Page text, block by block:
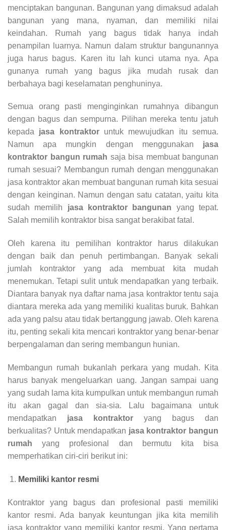
menciptakan bangunan. Bangunan yang dimaksud adalah
bangunan yang mana, nyaman, dan memiliki nilai
keindahan. Rumah yang bagus tidak hanya indah
penampilan luarnya. Namun dalam struktur bangunannya
juga harus bagus. Karen itu lah kunci utama nya. Apa
gunanya rumah yang bagus jika mudah rusak dan
berbahaya bagi keselamatan penghuninya.
Semua orang pasti menginginkan rumahnya dibangun
dengan bagus dan sempurna. Pilihan mereka tentu jatuh
kepada jasa kontraktoruntuk mewujudkan itu semua.
Namun apa mungkin dengan menggunakan jasa
kontraktor bangun rumah saja bisa membuat bangunan
rumah sesuai? Membangun rumah dengan menggunakan
jasa kontraktor akan membuat bangunan rumah kita sesuai
dengan keinginan. Namun dengan satu catatan, yaitu kita
sudah memilih jasa kontraktor bangunan yang tepat.
Salah memilih kontraktor bisa sangat berakibat fatal.
Oleh karena itu pemilihan kontraktor harus dilakukan
dengan baik dan penuh pertimbangan. Banyak sekali
jumlah kontraktor yang ada membuat kita mudah
menemukan. Tetapi sulit untuk mendapatkan yang terbaik.
Diantara banyak nya daftar nama jasa kontraktor tentu saja
diantara mereka ada yang memiliki kualitas buruk. Bahkan
ada yang palsu atau tidak bertanggung jawab. Oleh karena
itu, penting sekali kita mencari kontraktor yang benar-benar
berpengalaman dan sering membangun hunian.
Membangun rumah bukanlah perkara yang mudah. Kita
harus banyak mengeluarkan uang. Jangan sampai uang
yang sudah lama kita kumpulkan untuk membangun rumah
itu akan gagal dan sia-sia. Lalu bagaimana untuk
mendapatkan jasa kontraktor yang bagus dan
berkualitas? Untuk mendapatkan jasa kontraktor bangun
rumahyang profesional dan bermutu kita bisa
memperhatikan ciri-ciri berikut ini:
Memiliki kantor resmi
Kontraktor yang bagus dan profesional pasti memiliki
kantor resmi. Ada banyak keuntungan jika kita memilih
jasa kontraktor yang memiliki kantor resmi. Yang pertama